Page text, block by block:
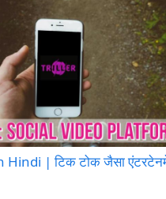
Hindi | टिक टोक जैसा